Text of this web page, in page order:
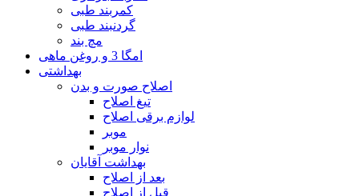
کمربند طبی
گردنبند طبی
مچ بند
امگا 3 و روغن ماهی
بهداشتی
اصلاح صورت و بدن
تیغ اصلاح
لوازم برقی اصلاح
موبر
نوار موبر
بهداشت آقایان
بعد از اصلاح
قبل از اصلاح